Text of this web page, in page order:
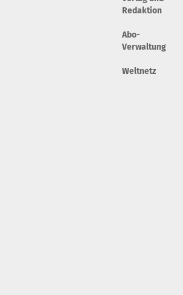
Redaktion
Abo-
Verwaltung
Weltnetz